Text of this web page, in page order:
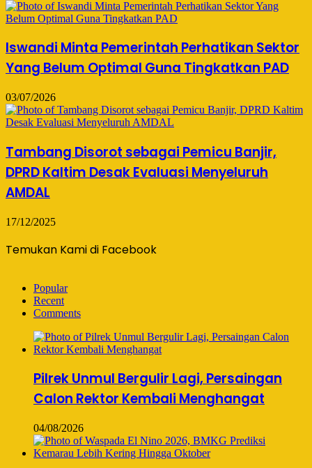
Iswandi Minta Pemerintah Perhatikan Sektor
Yang Belum Optimal Guna Tingkatkan PAD
03/07/2026
Tambang Disorot sebagai Pemicu Banjir,
DPRD Kaltim Desak Evaluasi Menyeluruh
AMDAL
17/12/2025
Temukan Kami di Facebook
Popular
Recent
Comments
Pilrek Unmul Bergulir Lagi, Persaingan
Calon Rektor Kembali Menghangat
04/08/2026